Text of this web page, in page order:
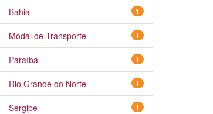
1
Bahia
1
Modal de Transporte
1
Paraíba
1
Rio Grande do Norte
1
Sergipe